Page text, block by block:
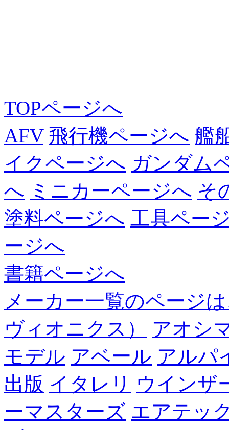
TOPページへ
AFV 飛行機ページへ 艦
イクページへ ガンダム
へ ミニカーページへ そ
塗料ページへ 工具ペー
ージへ
書籍ページへ
メーカー一覧のページ
ヴィオニクス）
アオシ
モデル アベール アルパ
出版 イタレリ ウインザ
ーマスターズ エアテッ